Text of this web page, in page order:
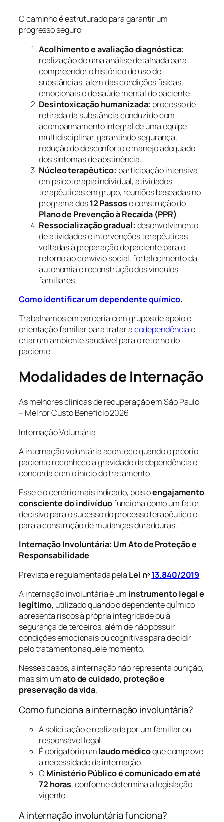
O caminho é estruturado para garantir um
progresso seguro:
Acolhimento e avaliação diagnóstica:
realização de uma análise detalhada para
compreender o histórico de uso de
substâncias, além das condições físicas,
emocionais e de saúde mental do paciente.
Desintoxicação humanizada: processo de
retirada da substância conduzido com
acompanhamento integral de uma equipe
multidisciplinar, garantindo segurança,
redução do desconforto e manejo adequado
dos sintomas de abstinência.
Núcleo terapêutico: participação intensiva
em psicoterapia individual, atividades
terapêuticas em grupo, reuniões baseadas no
programa dos12 Passose construção do
Plano de Prevenção à Recaída (PPR).
Ressocialização gradual: desenvolvimento
de atividades e intervenções terapêuticas
voltadas à preparação do paciente para o
retorno ao convívio social, fortalecimento da
autonomia e reconstrução dos vínculos
familiares.
Como identificar um dependente químico.
Trabalhamos em parceria com grupos de apoio e
orientação familiar para tratar acodependênciae
criar um ambiente saudável para o retorno do
paciente.
Modalidades de Internação
As melhores clínicas de recuperação em São Paulo
– Melhor Custo Benefício 2026
Internação Voluntária
A internação voluntária acontece quando o próprio
paciente reconhece a gravidade da dependência e
concorda com o início do tratamento.
Esse é o cenário mais indicado, pois oengajamento
consciente do indivíduofunciona como um fator
decisivo para o sucesso do processo terapêutico e
para a construção de mudanças duradouras.
Internação Involuntária: Um Ato de Proteção e
Responsabilidade
Prevista e regulamentada pela Lei nº13.840/2019
A internação involuntária é um instrumento legal e
legítimo, utilizado quando o dependente químico
apresenta riscos à própria integridade ou à
segurança de terceiros, além de não possuir
condições emocionais ou cognitivas para decidir
pelo tratamento naquele momento.
Nesses casos, a internação não representa punição,
mas sim umato de cuidado, proteção e
preservação da vida.
Como funciona a internação involuntária?
A solicitação é realizada por um familiar ou
responsável legal;
É obrigatório umlaudo médicoque comprove
a necessidade da internação;
O Ministério Público é comunicado em até
72 horas, conforme determina a legislação
vigente.
A internação involuntária funciona?